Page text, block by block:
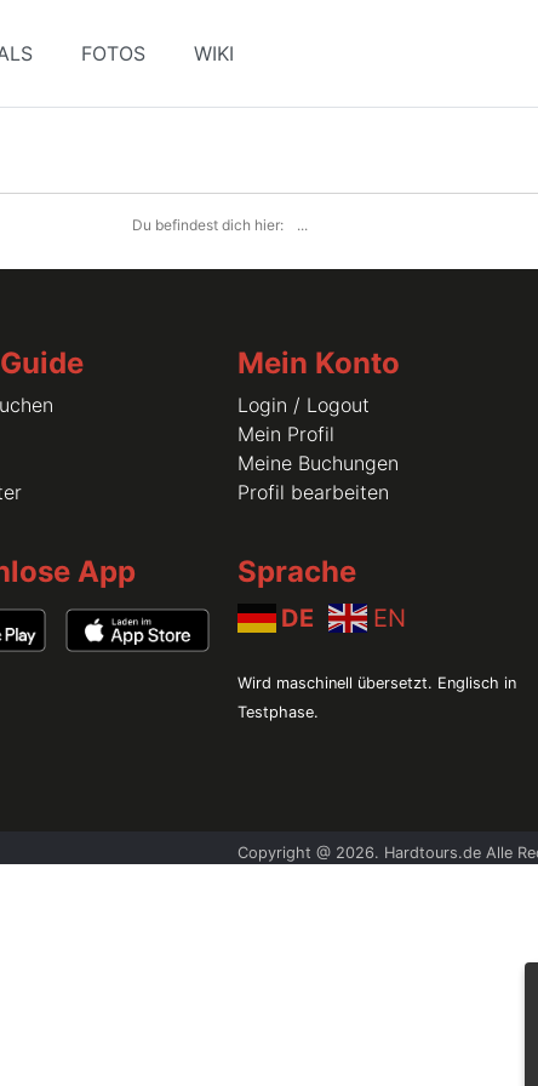
FOTOS WIKI
Du befindest dich hier: ...
Mein Konto
Login / Logout
Mein Profil
Meine Buchungen
Profil bearbeiten
App Sprache
DE EN
Wird maschinell übersetzt. Englisch in
Testphase.
Copyright @ 2026. Hardtours.de Alle